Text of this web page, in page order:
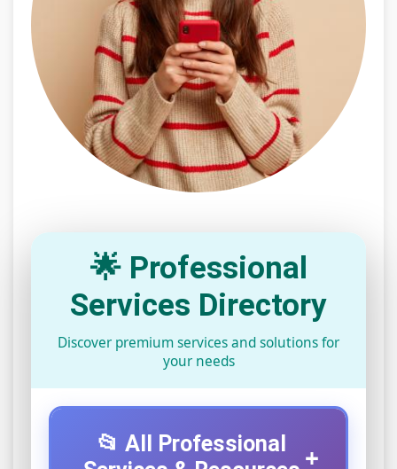
🌟 Professional
Services Directory
Discover premium services and solutions for
your needs
📂 All Professional
+